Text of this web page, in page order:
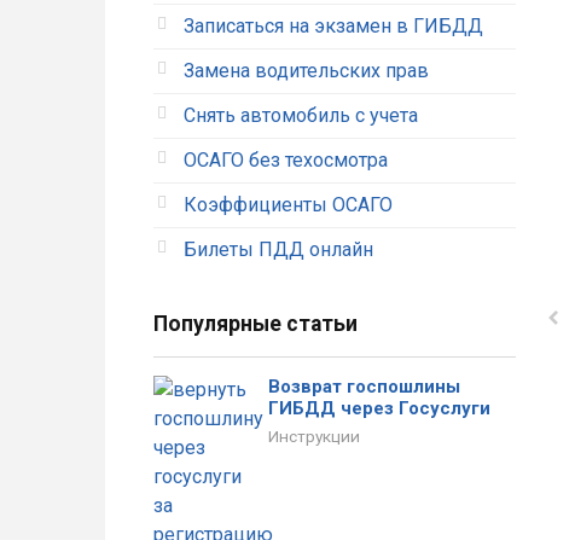
сервис. Вообще
Оплатила и все
тут же пришли на
Александр
При оформлении были
правки только на
следующий день.
Записаться на экзамен в ГИБДД
Замена водительских прав
Снять автомобиль с учета
ОСАГО без техосмотра
Коэффициенты ОСАГО
Билеты ПДД онлайн
Популярные статьи
Возврат госпошлины
ГИБДД через Госуслуги
Инструкции